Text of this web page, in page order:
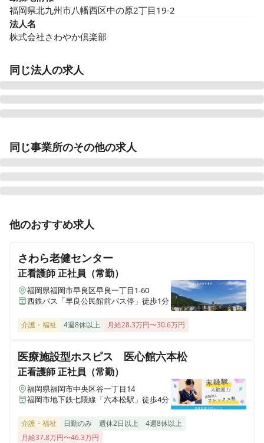
福岡県北九州市八幡西区中の原2丁目19-2
法人名
株式会社さわやか倶楽部
同じ法人の求人
福岡県北九州市門司区大字畑1543番1号
さわやか桜館
さわやか横浜栄館
さわやか新居浜館デイサービスセンター
愛媛県新居浜市東田3丁目乙11-77
福岡県北九州市若松区浜町1丁目11番13号
さわやか春日館
福岡県春日市上白水4-11
さわやか宗像館
福岡県宗像市石丸1丁目13-2
同じ事業所のその他の求人
正看護師 正社員（常勤）
【北九州市八幡西区】デイサービスセンター◎日勤のみ
他のおすすめ求人
さわら老健センター
正看護師正社員（常勤）
福岡県福岡市早良区早良一丁目1-60
西鉄バス「早良公民館前バス停」徒歩1分
介護・福祉 4週8休以上 月給28.3万円〜30.6万円
医療施設型ホスピス 医心館六本松
正看護師正社員（常勤）
福岡県福岡市中央区谷一丁目14
福岡市地下鉄七隈線「六本松駅」徒歩4分
介護・福祉 日勤のみ 週休2日以上
4週8休以上
月給37.8万円〜46.3万円